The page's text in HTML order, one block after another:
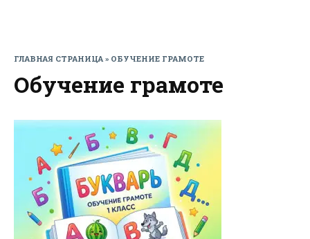
ГЛАВНАЯ СТРАНИЦА» ОБУЧЕНИЕ ГРАМОТЕ
Обучение грамоте